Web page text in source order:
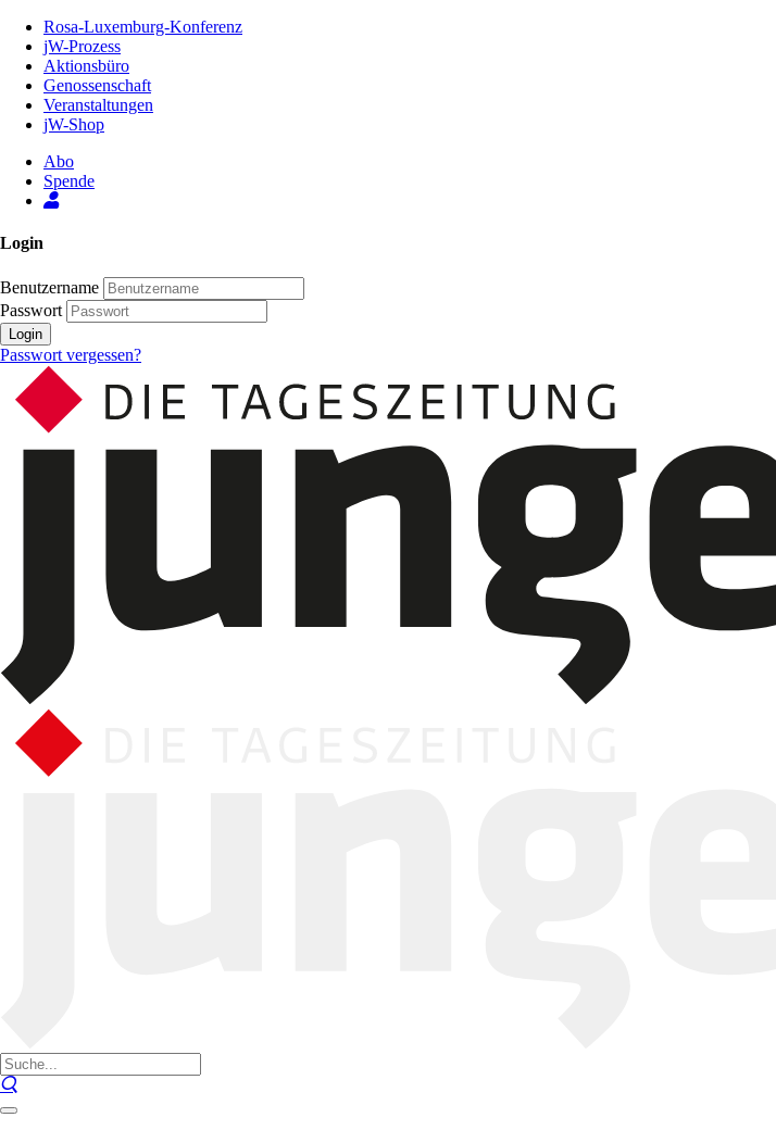
Inhalt
Seite
Rosa-Luxemburg-Konferenz
jW-Prozess
Aktionsbüro
Genossenschaft
Veranstaltungen
jW-Shop
Abo
Spende
Login
Benutzername
Passwort
Login
Passwort vergessen?